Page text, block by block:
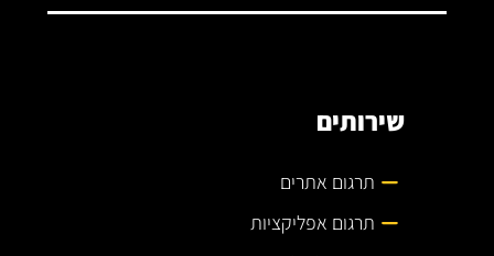
שירותים
תרגום אתרים
תרגום אפליקציות